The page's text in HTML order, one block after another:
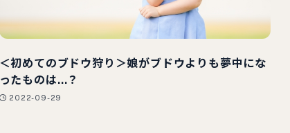
＜初めてのブドウ狩り＞娘がブドウよりも夢中にな
ったものは…？
2022-09-29